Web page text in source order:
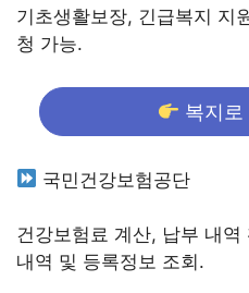
기초생활보장, 긴급복지 지
청 가능.
복지로
국민건강보험공단
건강보험료 계산, 납부 내
내역 및 등록정보 조회.